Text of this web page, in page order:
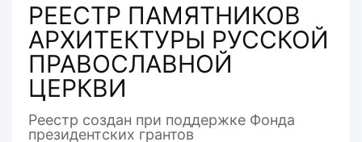
РЕЕСТР ПАМЯТНИКОВ
АРХИТЕКТУРЫ РУССКОЙ
ПРАВОСЛАВНОЙ
ЦЕРКВИ
Реестр создан при поддержке Фонда
президентcких грантов